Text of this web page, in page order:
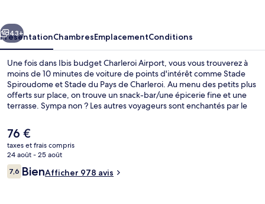
Suivant
43+
PrésentationChambresEmplacementConditions
Une fois dans Ibis budget Charleroi Airport, vous vous trouverez à
moins de 10 minutes de voiture de points d'intérêt comme Stade
Spiroudome et Stade du Pays de Charleroi. Au menu des petits plus
offerts sur place, on trouve un snack-bar/une épicerie fine et une
terrasse. Sympa non ? Les autres voyageurs sont enchantés par le
Le
prix
actuel
est
de
76 €
taxes et frais compris
24 août - 25 août
Avis
voyageurs
7,67,6 sur 10
BienAfficher 978 avis